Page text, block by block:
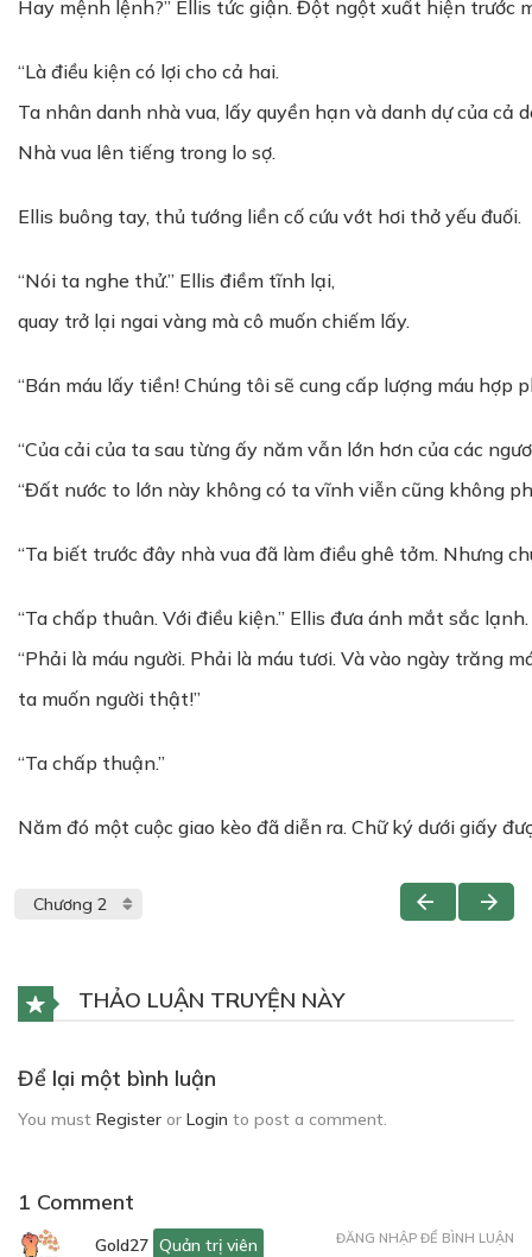
Hay mệnh lệnh?” Ellis tức giận. Đột ngột xuất hiện trước
“Là điều kiện có lợi cho cả hai.
Ta nhân danh nhà vua, lấy quyền hạn và danh dự của cả
Nhà vua lên tiếng trong lo sợ.
Ellis buông tay, thủ tướng liền cố cứu vớt hơi thở yếu đuối.
“Nói ta nghe thử.” Ellis điềm tĩnh lại,
quay trở lại ngai vàng mà cô muốn chiếm lấy.
“Bán máu lấy tiền! Chúng tôi sẽ cung cấp lượng máu
“Của cải của ta sau từng ấy năm vẫn lớn hơn của các
“Đất nước to lớn này không có ta vĩnh viễn cũng không
“Ta biết trước đây nhà vua đã làm điều ghê tởm. Nhưng
“Ta chấp thuân. Với điều kiện.” Ellis đưa ánh mắt sắc lạnh.
“Phải là máu người. Phải là máu tươi. Và vào ngày trăng
ta muốn người thật!”
“Ta chấp thuận.”
Năm đó một cuộc giao kèo đã diễn ra. Chữ ký dưới giấy
THẢO LUẬN TRUYỆN NÀY
Để lại một bình luận
You must Register or Login to post a comment.
1 Comment
Gold27 Quản trị viên ĐĂNG NHẬP ĐỂ BÌNH LUẬN